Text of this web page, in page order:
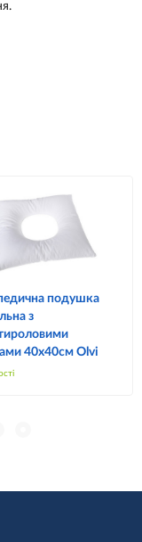
подушка
з
40х40см Olvi